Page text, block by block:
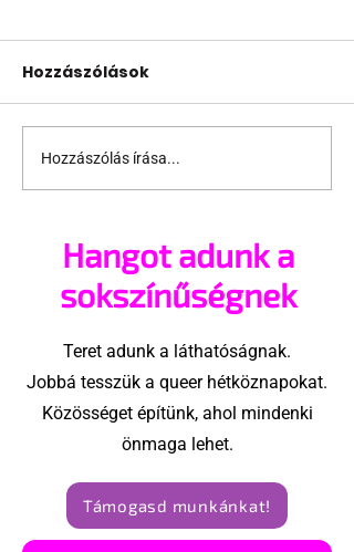
Támogathatsz és
ajánlhatsz: Te is részt
megvalósításában
Hozzászólások
Hozzászólás írása...
Hangot adunk a
sokszínűségnek
Teret adunk a láthatóságnak.
Jobbá tesszük a queer hétköznapokat.
Közösséget építünk, ahol mindenki
önmaga lehet.
Támogasd munkánkat!